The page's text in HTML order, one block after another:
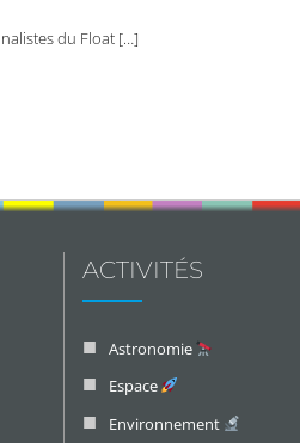
du Float […]
ACTIVITÉS
Astronomie
Espace
Environnement